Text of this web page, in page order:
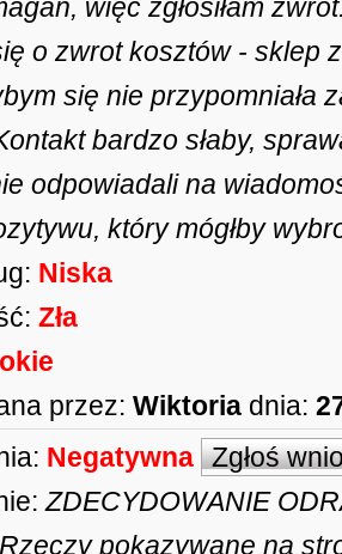
więc zgłosiłam
o zwrot kosztów - sklep
się nie przypomniała
bardzo słaby,
odpowiadali na
który mógłby
Niska
Zła
przez: Wiktoria dnia:
Negatywna Zgłoś
ZDECYDOWANIE
pokazywane na